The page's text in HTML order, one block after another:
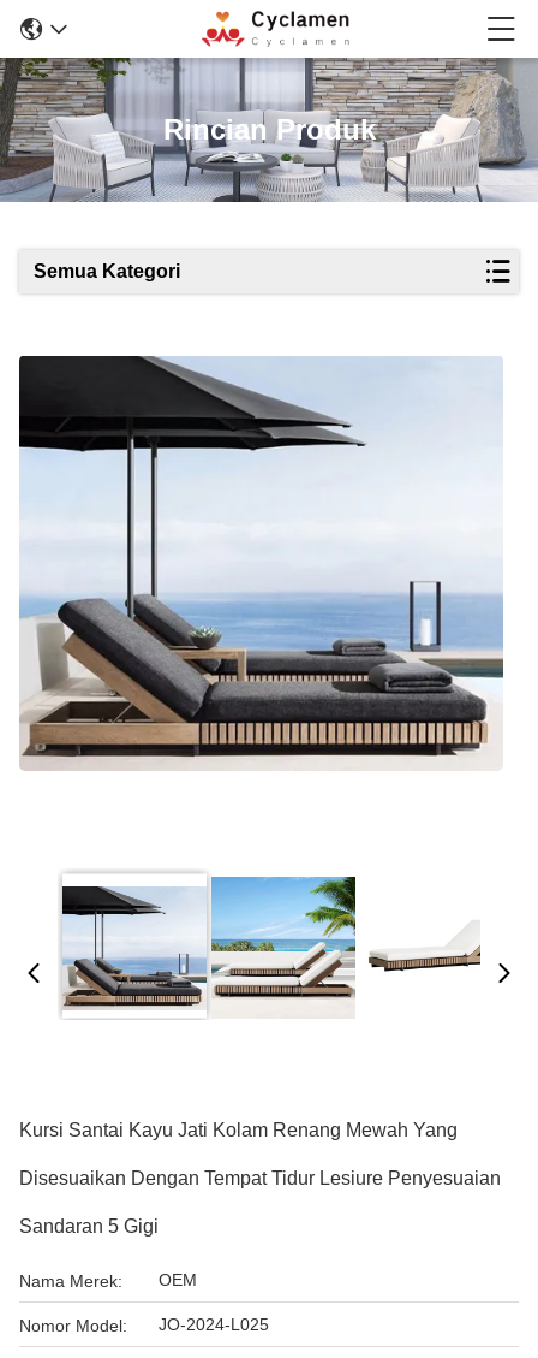
Rincian Produk
Semua Kategori
Kursi Santai Kayu Jati Kolam Renang Mewah Yang
Disesuaikan Dengan Tempat Tidur Lesiure Penyesuaian
Sandaran 5 Gigi
Nama Merek: OEM
Nomor Model: JO-2024-L025